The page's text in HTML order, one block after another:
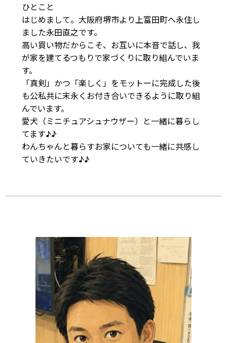
ひとこと
はじめまして。大阪府堺市より上富田町へ永住し
ました永田直之です。
高い買い物だからこそ、お互いに本音で話し、我
が家を建てるつもりで家づくりに取り組んでいま
す。
「真剣」かつ「楽しく」をモットーに完成した後
も公私共に末永くお付き合いできるように取り組
んでいます。
愛犬（ミニチュアシュナウザー）と一緒に暮らし
てます♪♪
わんちゃんと暮らすお家についても一緒に共感し
ていきたいです♪♪